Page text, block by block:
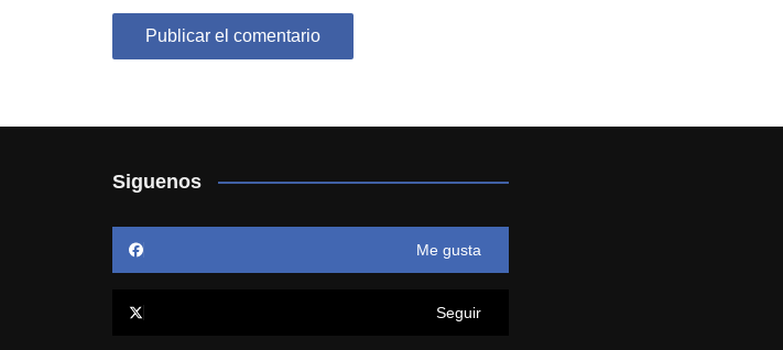
Siguenos
Me gusta
Seguir